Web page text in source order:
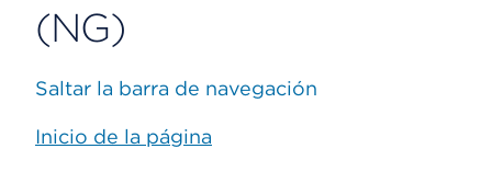
(NG)
Saltar la barra de navegación
Inicio de la página